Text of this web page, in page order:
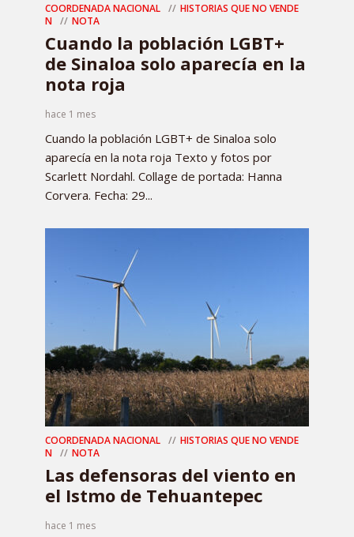
COORDENADA NACIONAL
HISTORIAS QUE NO VENDE
N
NOTA
Cuando la población LGBT+
de Sinaloa solo aparecía en la
nota roja
hace 1 mes
Cuando la población LGBT+ de Sinaloa solo
aparecía en la nota roja Texto y fotos por
Scarlett Nordahl. Collage de portada: Hanna
Corvera. Fecha: 29...
COORDENADA NACIONAL
HISTORIAS QUE NO VENDE
N
NOTA
Las defensoras del viento en
el Istmo de Tehuantepec
hace 1 mes